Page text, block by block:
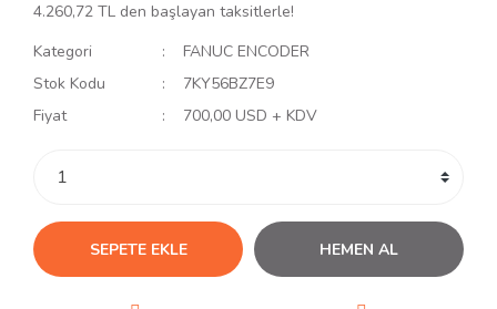
4.260,72 TL den başlayan taksitlerle!
Kategori
FANUC ENCODER
Stok Kodu
7KY56BZ7E9
Fiyat
700,00 USD + KDV
SEPETE EKLE HEMEN AL